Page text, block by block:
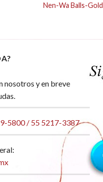
Nen-Wa Balls-Gold
nosotros y en breve
5800 / 55 5217-3387